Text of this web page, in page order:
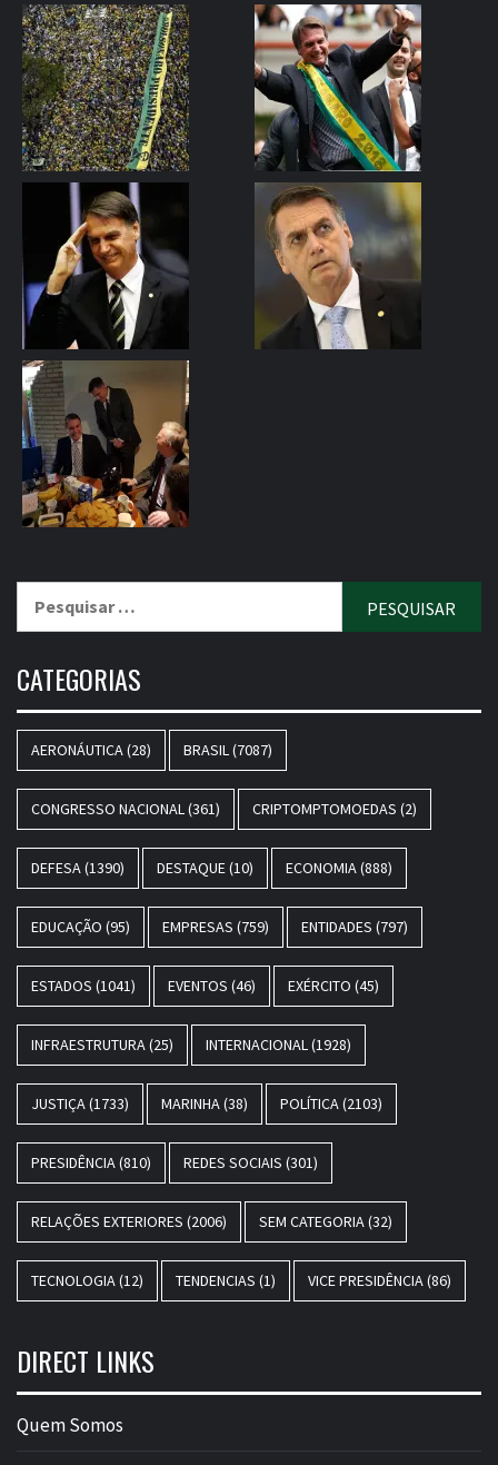
por:
CATEGORIAS
AERONÁUTICA(28) BRASIL(7087)
CONGRESSO NACIONAL(361) CRIPTOMPTOMOEDAS (2)
DEFESA(1390) DESTAQUE(10) ECONOMIA(888)
EDUCAÇÃO (95) EMPRESAS (759) ENTIDADES (797)
ESTADOS (1041) EVENTOS (46) EXÉRCITO (45)
INFRAESTRUTURA(25) INTERNACIONAL(1928)
JUSTIÇA(1733) MARINHA(38) POLÍTICA(2103)
PRESIDÊNCIA(810) REDES SOCIAIS (301)
RELAÇÕES EXTERIORES (2006) SEM CATEGORIA(32)
TECNOLOGIA(12) TENDENCIAS (1) VICE PRESIDÊNCIA(86)
DIRECT LINKS
Quem Somos